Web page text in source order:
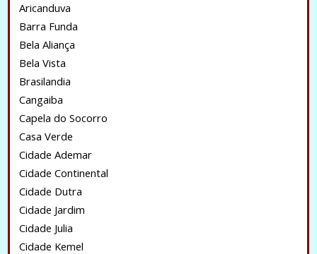
Aricanduva
Barra Funda
Bela Aliança
Bela Vista
Brasilandia
Cangaiba
Capela do Socorro
Casa Verde
Cidade Ademar
Cidade Continental
Cidade Dutra
Cidade Jardim
Cidade Julia
Cidade Kemel